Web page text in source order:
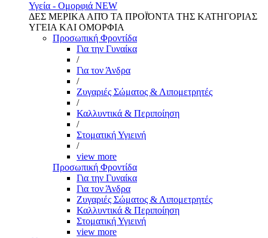
Υγεία - Ομορφιά NEW
ΔΕΣ ΜΕΡΙΚΑ ΑΠΌ ΤΑ ΠΡΟΪΌΝΤΑ ΤΗΣ ΚΑΤΗΓΟΡΙΑΣ
ΥΓΕΙΑ ΚΑΙ ΟΜΟΡΦΙΑ
Προσωπική Φροντίδα
Για την Γυναίκα
/
Για τον Άνδρα
/
Ζυγαριές Σώματος & Λιπομετρητές
/
Καλλυντικά & Περιποίηση
/
Στοματική Υγιεινή
/
view more
Προσωπική Φροντίδα
Για την Γυναίκα
Για τον Άνδρα
Ζυγαριές Σώματος & Λιπομετρητές
Καλλυντικά & Περιποίηση
Στοματική Υγιεινή
view more